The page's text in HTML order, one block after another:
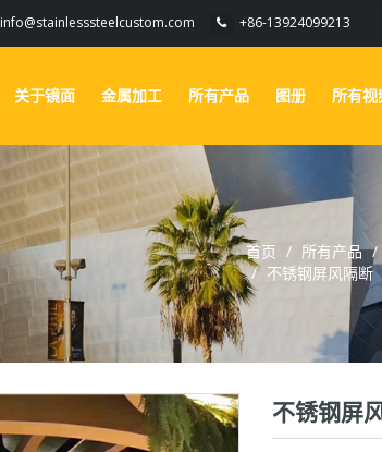
info@stainlesssteelcustom.com +86-13924099213
关于镜面 金属加工 所有产品 图册 所有视
首页 所有产品
不锈钢屏风隔断
不锈钢屏